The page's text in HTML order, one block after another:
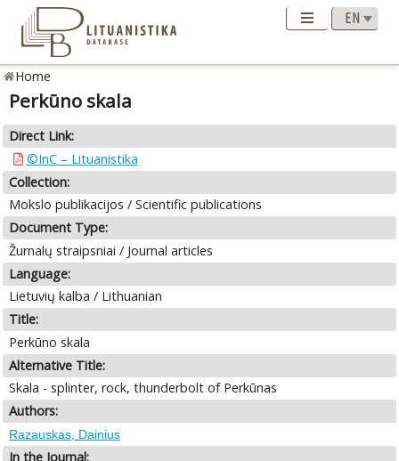
Home
Perkūno skala
Direct Link:
©InC – Lituanistika
Collection:
Mokslo publikacijos / Scientific publications
Document Type:
Žurnalų straipsniai / Journal articles
Language:
Lietuvių kalba / Lithuanian
Title:
Perkūno skala
Alternative Title:
Skala - splinter, rock, thunderbolt of Perkūnas
Authors:
Razauskas, Dainius
In the Journal: